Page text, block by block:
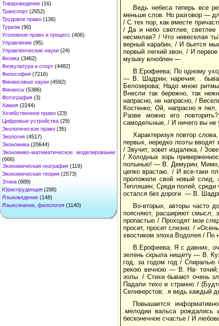
Товароведение (16)
Транспорт (2652)
Трудовое право (136)
Туризм (90)
Уголовное право и процесс (406)
Управление (95)
Управленческие науки (24)
Физика (3462)
Физкультура и спорт (4482)
Философия (7216)
Финансовые науки (4592)
Финансы (5386)
Фотография (3)
Химия (2244)
Хозяйственное право (23)
Цифровые устройства (29)
Экологическое право (35)
Экология (4517)
Экономика (20644)
Экономико-математическое моделирование
(666)
Экономическая география (119)
Экономическая теория (2573)
Этика (889)
Юриспруденция (288)
Языковедение (148)
Языкознание, филология (1140)
Ведь небеса теперь все
меньше слов. Но разговор —
/ С тех пор, как вместе
/ Да и небо светлее,
несмелая? / Что невеселая
верный карабин, / И бьется
первый легкий звон, / И
музыку влюблен —
В.Ерофеева; По одному
— В. Шадрин; наречия: .
Белозерова; Надо мною
Внесли так бережно, так
напрасно, не напрасно, /
Костенко; Ой, напрасно я
Разве можно его
самодельные, / И ничего вы не
Характеризуя повтор
первых, нередко поэты
/ Звучит, зовет издалека, /
/ Холодных зорь
полынью! — В. Демурин; Мимо,
цепко врастаю, / И все-таки
проложили свой новый
Тепляшин; Среди полей, среди
остался без дороги. — В.
Во-вторых, авторы часто
поясняют, расширяют смысл;
пропастью / Проходят мои
просит, просит слезно: /
хвостиком эпоха Водолея / По
В.Ерофеева; Я с давних,
зелень скрыла нищету — В.
год, за годом год / Спиралью
рекою вечною — В. На- точий;
золы. / Стихи бывают очень
Падали тихо и странно /
Селиверстов; .я ведь каждый
Повышается
.мелодии вальса
бесконечное счастье / И